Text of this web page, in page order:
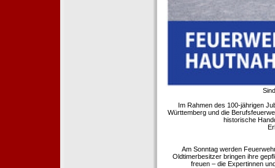
Im Rahmen des 100-jährigen
Württemberg und die
historische
Am Sonntag werden
Oldtimerbesitzer bringen ihre
freuen – die Expertinnen